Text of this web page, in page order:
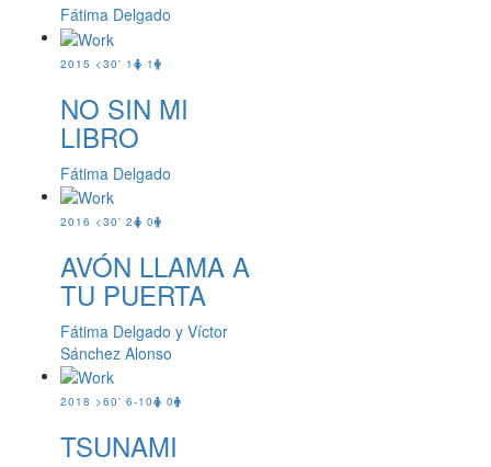
Fátima Delgado
2015 <30' 1 1
NO SIN MI
LIBRO
Fátima Delgado
2016 <30' 2 0
AVÓN LLAMA A
TU PUERTA
Fátima Delgado y Víctor
Sánchez Alonso
2018 >60' 6-10 0
TSUNAMI